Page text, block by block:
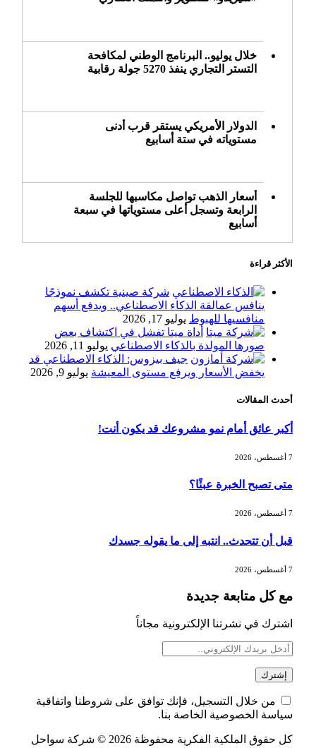
خلال يوليو.. البرنامج الوطني لمكافحة
التستر التجاري ينفذ 5270 جولة رقابية
الدولار الأمريكي يستقر قرب أدنى
مستوياته في ستة أسابيع
أسعار الذهب تواصل مكاسبها للجلسة
الرابعة وتسجل أعلى مستوياتها في سبعة
أسابيع
أسعار النفط ترتفع وسط ترقب نتائج
«طيران الرياض» يدشن أولى رحلاته إلى
مومباي ويضيف الوجهة التشغيلية الثامنة
مزاولة الأنشطة المالية عابرة الحدود
تطوير للبيئة الاستثمارية
الذهب يسجل أعلى مستوى في أسبوعين
بدعم من تراجع الدولار
الدولار الأمريكي يتراجع قرب أدنى
مستوياته في ستة أسابيع وسط تفاؤل
بشأن الشرق الأوسط
أسعار النفط تواصل التراجع للجلسة الثالثة
الأكثر قراءة
شركة صينية تكشف نموذجًا
ينافس عمالقة الذكاء الاصطناعي.. ويدفع أسهم
منافسيها للهبوط يوليو 17, 2026
أداة ميتا تفشل في اكتشاف بعض
صورها المولدة بالذكاء الاصطناعي يوليو 11, 2026
جيف بيزوس: الذكاء الاصطناعي قد
يخفض الأسعار ويرفع مستوى المعيشة يوليو 9, 2026
أحدث المقالات
أكبر عائق أمام نمو مشروعك قد يكون أنت!
7 أغسطس، 2026
متى تصبح الخبرة عبئًا؟
7 أغسطس، 2026
قبل أن تتحدث.. انتبه إلى ما يقوله جسدك
7 أغسطس، 2026
مع كل متابعة جديدة
اشترك في نشرتنا الإلكترونية مجاناً
من خلال التسجيل، فإنك توافق على شروطنا واتفاقية
سياسة الخصوصية الخاصة بنا.
كل حقوق الملكية الفكرية محفوظة 2026 © شركة سواحل